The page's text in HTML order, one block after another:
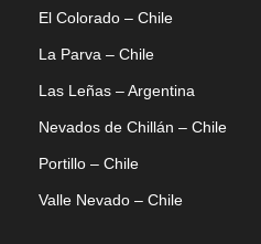
El Colorado – Chile
La Parva – Chile
Las Leñas – Argentina
Nevados de Chillán – Chile
Portillo – Chile
Valle Nevado – Chile